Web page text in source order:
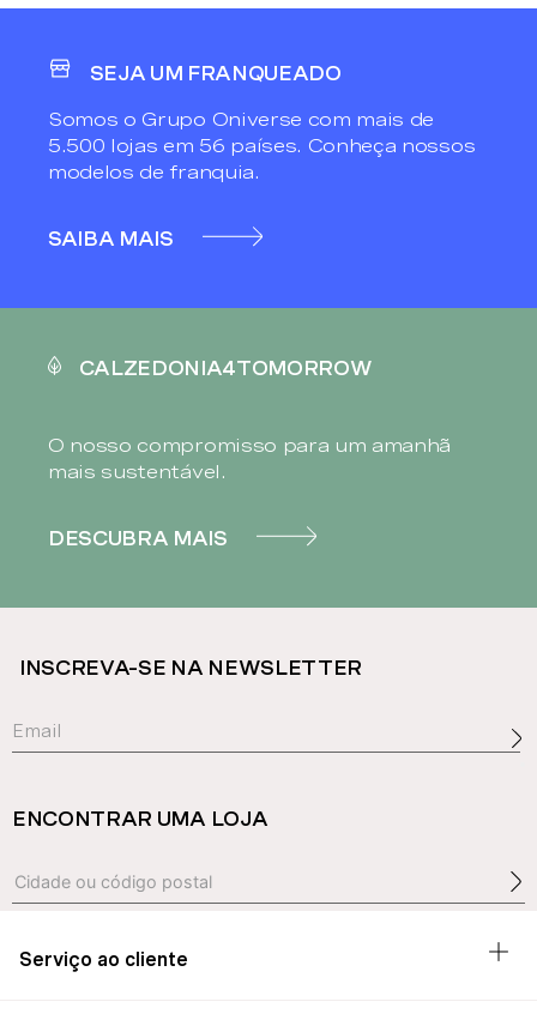
SEJA UM FRANQUEADO
Somos o Grupo Oniverse com mais de
5.500 lojas em 56 países. Conheça nossos
modelos de franquia.
SAIBA MAIS
CALZEDONIA4TOMORROW
O nosso compromisso para um amanhã
mais sustentável.
DESCUBRA MAIS
INSCREVA-SE NA NEWSLETTER
ENCONTRAR UMA LOJA
Serviço ao cliente